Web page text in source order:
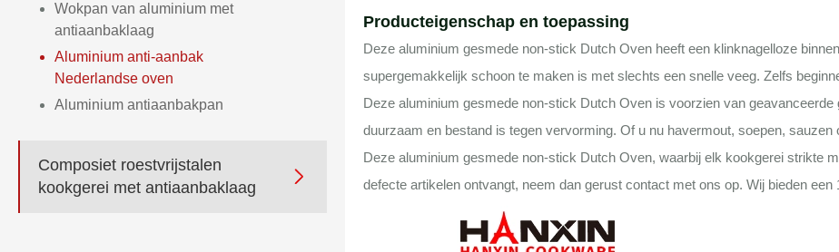
Wokpan van aluminium met
antiaanbaklaag
Aluminium anti-aanbak
Nederlandse oven
Aluminium antiaanbakpan
Composiet roestvrijstalen
kookgerei met antiaanbaklaag

Producteigenschap en toepassing
Deze aluminium gesmede non-stick Dutch Oven heeft een klinknagelloze
supergemakkelijk schoon te maken is met slechts een snelle veeg. Zelfs
Deze aluminium gesmede non-stick Dutch Oven is voorzien van
duurzaam en bestand is tegen vervorming. Of u nu havermout, soepen,
Deze aluminium gesmede non-stick Dutch Oven, waarbij elk kookgerei strikte
defecte artikelen ontvangt, neem dan gerust contact met ons op. Wij bieden